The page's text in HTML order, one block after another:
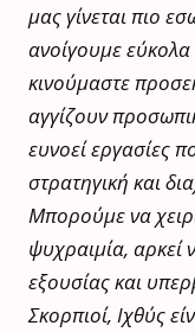
μας γίνεται πιο
ανοίγουμε εύκολα
κινούμαστε
αγγίζουν
ευνοεί εργασίες
στρατηγική και
Μπορούμε να
ψυχραιμία, αρκεί
εξουσίας και
Σκορπιοί, Ιχθύς